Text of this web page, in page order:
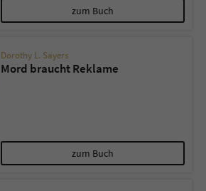
zum Buch
Dorothy L. Sayers
Mord braucht Reklame
zum Buch